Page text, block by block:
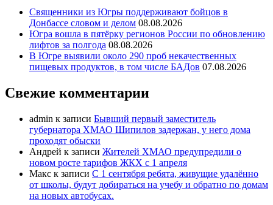
Священники из Югры поддерживают бойцов в
Донбассе словом и делом 08.08.2026
Югра вошла в пятёрку регионов России по обновлению
лифтов за полгода 08.08.2026
В Югре выявили около 290 проб некачественных
пищевых продуктов, в том числе БАДов 07.08.2026
Свежие комментарии
admin к записи Бывший первый заместитель
губернатора ХМАО Шипилов задержан, у него дома
проходят обыски
Андрей к записи Жителей ХМАО предупредили о
новом росте тарифов ЖКХ с 1 апреля
Макс к записи С 1 сентября ребята, живущие удалённо
от школы, будут добираться на учебу и обратно по домам
на новых автобусах.